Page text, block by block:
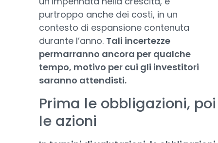
purtroppo anche dei costi, in un
contesto di espansione contenuta
durante l’anno. Tali incertezze
permarranno ancora per qualche
tempo, motivo per cui gli investitori
saranno attendisti.
Prima le obbligazioni, poi
le azioni